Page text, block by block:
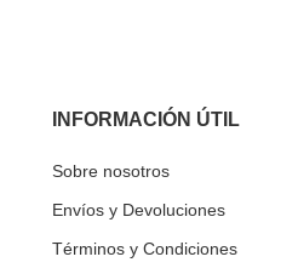
INFORMACIÓN ÚTIL
Sobre nosotros
Envíos y Devoluciones
Términos y Condiciones